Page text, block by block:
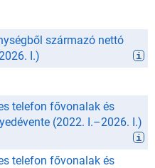
származó nettó
I.)
telefon fővonalak és
(2022. I.–2026. I.)
telefon fővonalak és